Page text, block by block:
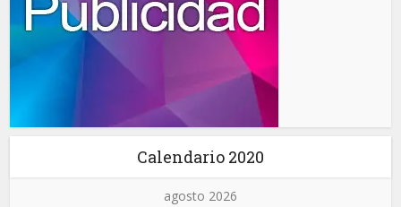
Calendario 2020
agosto 2026